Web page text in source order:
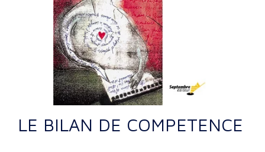
LE BILAN DE COMPETENCE